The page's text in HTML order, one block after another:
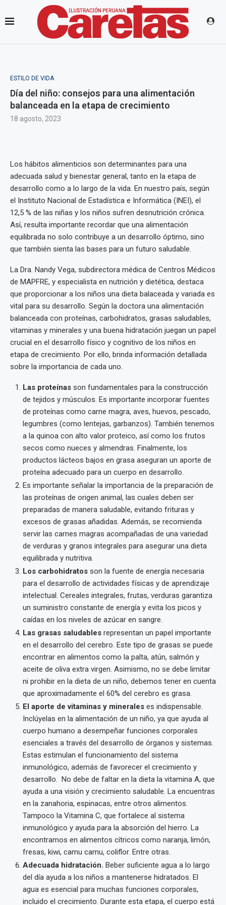
ESTILO DE VIDA
Día del niño: consejos para una alimentación
balanceada en la etapa de crecimiento
18 agosto, 2023
Los hábitos alimenticios son determinantes para una
adecuada salud y bienestar general, tanto en la etapa de
desarrollo como a lo largo de la vida. En nuestro país, según
el Instituto Nacional de Estadística e Informática (INEI), el
12,5 % de las niñas y los niños sufren desnutrición crónica.
Así, resulta importante recordar que una alimentación
equilibrada no solo contribuye a un desarrollo óptimo, sino
que también sienta las bases para un futuro saludable.
La Dra. Nandy Vega, subdirectora médica de Centros Médicos
de MAPFRE, y especialista en nutrición y dietética, destaca
que proporcionar a los niños una dieta balaceada y variada es
vital para su desarrollo. Según la doctora una alimentación
balanceada con proteínas, carbohidratos, grasas saludables,
vitaminas y minerales y una buena hidratación juegan un papel
crucial en el desarrollo físico y cognitivo de los niños en
etapa de crecimiento. Por ello, brinda información detallada
sobre la importancia de cada uno.
Las proteínas son fundamentales para la construcción
de tejidos y músculos. Es importante incorporar fuentes
de proteínas como carne magra, aves, huevos, pescado,
legumbres (como lentejas, garbanzos). También tenemos
a la quinoa con alto valor proteico, así como los frutos
secos como nueces y almendras. Finalmente, los
productos lácteos bajos en grasa aseguran un aporte de
proteína adecuado para un cuerpo en desarrollo.
Es importante señalar la importancia de la preparación de
las proteínas de origen animal, las cuales deben ser
preparadas de manera saludable, evitando frituras y
excesos de grasas añadidas. Además, se recomienda
servir las carnes magras acompañadas de una variedad
de verduras y granos integrales para asegurar una dieta
equilibrada y nutritiva.
Los carbohidratos son la fuente de energía necesaria
para el desarrollo de actividades físicas y de aprendizaje
intelectual. Cereales integrales, frutas, verduras garantiza
un suministro constante de energía y evita los picos y
caídas en los niveles de azúcar en sangre.
Las grasas saludables representan un papel importante
en el desarrollo del cerebro. Este tipo de grasas se puede
encontrar en alimentos como la palta, atún, salmón y
aceite de oliva extra virgen. Asimismo, no se debe limitar
ni prohibir en la dieta de un niño, debemos tener en cuenta
que aproximadamente el 60% del cerebro es grasa.
El aporte de vitaminas y minerales es indispensable.
Inclúyelas en la alimentación de un niño, ya que ayuda al
cuerpo humano a desempeñar funciones corporales
esenciales a través del desarrollo de órganos y sistemas.
Estas estimulan el funcionamiento del sistema
inmunológico, además de favorecer el crecimiento y
desarrollo. No debe de faltar en la dieta la vitamina A, que
ayuda a una visión y crecimiento saludable. La encuentras
en la zanahoria, espinacas, entre otros alimentos.
Tampoco la Vitamina C, que fortalece al sistema
inmunológico y ayuda para la absorción del hierro. La
encontramos en alimentos cítricos como naranja, limón,
fresas, kiwi, camu camu, coliflor. Entre otras.
Adecuada hidratación. Beber suficiente agua a lo largo
del día ayuda a los niños a mantenerse hidratados. El
agua es esencial para muchas funciones corporales,
incluido el crecimiento. Durante esta etapa, el cuerpo está